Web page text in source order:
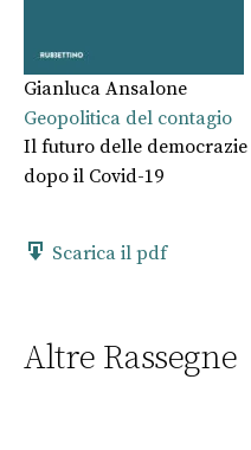
Gianluca Ansalone
Geopolitica del contagio
Il futuro delle
dopo il Covid-19
Scarica il pdf
Altre Rassegne